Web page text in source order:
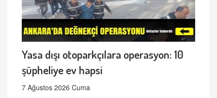
Yasa dışı otoparkçılara operasyon: 10
şüpheliye ev hapsi
7 Ağustos 2026 Cuma